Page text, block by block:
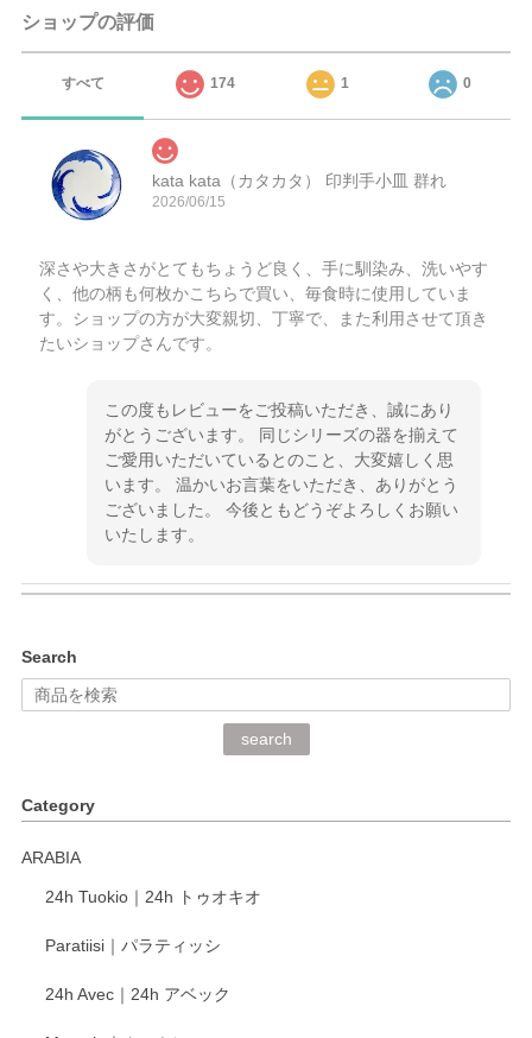
ショップの評価
すべて 174 1 0
kata kata（カタカタ） 印判手小皿 群れ
2026/06/15
深さや大きさがとてもちょうど良く、手に馴染み、洗いやす
く、他の柄も何枚かこちらで買い、毎食時に使用していま
す。ショップの方が大変親切、丁寧で、また利用させて頂き
たいショップさんです。
この度もレビューをご投稿いただき、誠にあり
がとうございます。 同じシリーズの器を揃えて
ご愛用いただいているとのこと、大変嬉しく思
います。 温かいお言葉をいただき、ありがとう
ございました。 今後ともどうぞよろしくお願い
いたします。
深さや大きさがとてもちょうど良く、手に馴染み、洗いやす
く、他の柄も何枚かこちらで買い、毎食時に使用していま
く交換して下さいました。
がとうございます。 同じシリーズの器を揃えて
います。 温かいお言葉をいただき、ありがとう
いたします。
Search
search
Category
ARABIA
24h Tuokio｜24h トゥオキオ
Paratiisi｜パラティッシ
24h Avec｜24h アベック